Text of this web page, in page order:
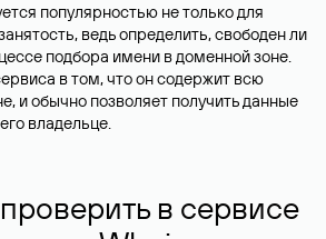
популярностью не только для
ведь определить, свободен ли
подбора имени в доменной зоне.
в том, что он содержит всю
и обычно позволяет получить данные
владельце.
в сервисе